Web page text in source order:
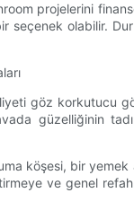
projelerini
seçenek olabilir.
göz korkutucu
güzelliğinin
köşesi, bir
ve genel